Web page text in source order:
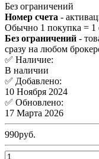
Без ограничений
Номер счета -
Обычно 1 покупка = 1
Без ограничений -
сразу на любом
✅ Наличие:
В наличии
✅ Добавлено:
10 Ноября 2024
✅ Обновлено:
17 Марта 2026
990руб.